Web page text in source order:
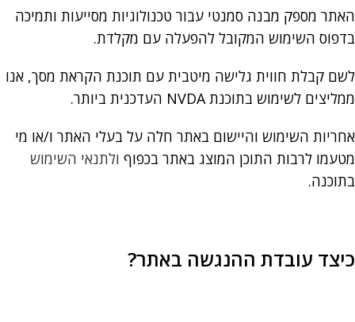
האתר מספק מבנה סמנטי עבור טכנולוגיות מסייעות ותמיכה
בדפוס השימוש המקובל להפעלה עם מקלדת.
לשם קבלת חווית גלישה מיטבית עם תוכנת הקראת מסך, אנו
ממליצים לשימוש בתוכנת NVDA העדכנית ביותר.
אחריות השימוש והיישום באתר חלה על בעלי האתר ו/או מי
מטעמו לרבות התוכן המוצג באתר בכפוף ולתנאי השימוש
בתוכנה.
כיצד עובדת ההנגשה באתר?